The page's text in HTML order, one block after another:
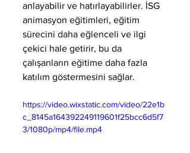
anlayabilir ve hatırlayabilirler. İSG
animasyon eğitimleri, eğitim
sürecini daha eğlenceli ve ilgi
çekici hale getirir, bu da
çalışanların eğitime daha fazla
katılım göstermesini sağlar.
https://video.wixstatic.com/video/22e1b
c_8145a164392249119601f25bcc6d5f7
3/1080p/mp4/file.mp4